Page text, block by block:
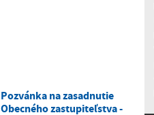
Pozvánka na zasadnutie
Obecného zastupiteľstva -